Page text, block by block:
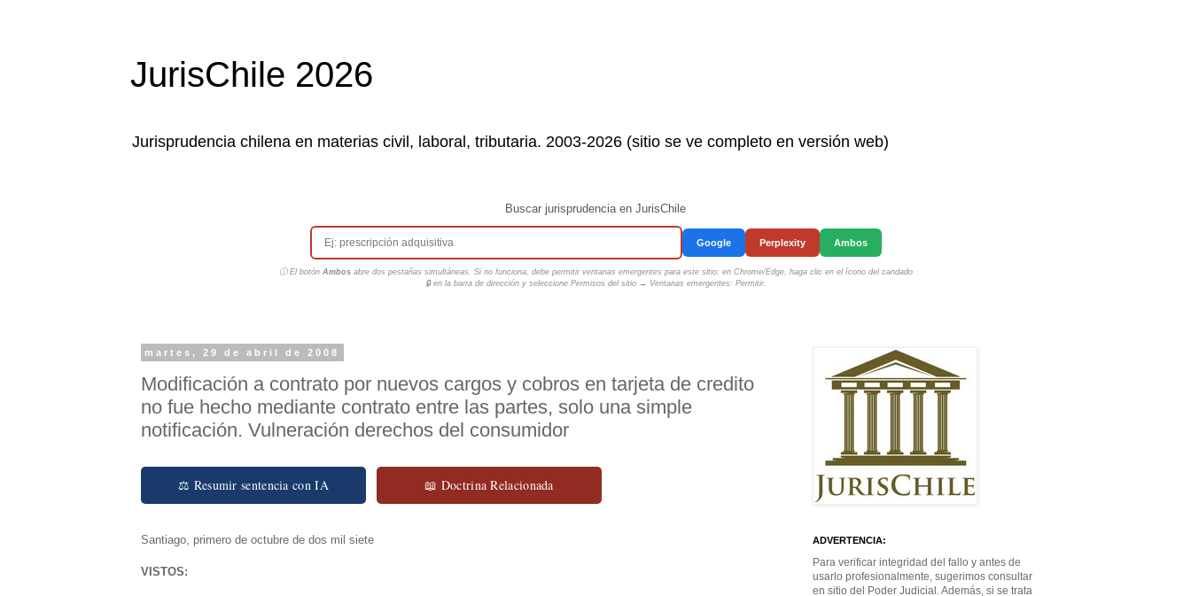
JurisChile 2026
Jurisprudencia chilena en materias civil, laboral, tributaria. 2003-2026 (sitio se ve completo en versión web)
Buscar jurisprudencia en JurisChile
Google Perplexity Ambos
ⓘ El botón Ambosabre dos pestañas simultáneas. Si no funciona, debe permitir ventanas emergentes para este sitio: en Chrome/Edge, haga clic en el ícono del candado
🔒 en la barra de dirección y seleccione Permisos del sitio → Ventanas emergentes: Permitir.
martes, 29 de abril de 2008
Modificación a contrato por nuevos cargos y cobros en tarjeta de credito
no fue hecho mediante contrato entre las partes, solo una simple
notificación. Vulneración derechos del consumidor
⚖ Resumir sentencia con IA 📖 Doctrina Relacionada
Santiago, primero de octubre de dos mil siete
VISTOS:
ADVERTENCIA:
Para verificar integridad del fallo y antes de
usarlo profesionalmente, sugerimos consultar
en sitio del Poder Judicial. Además, si se trata